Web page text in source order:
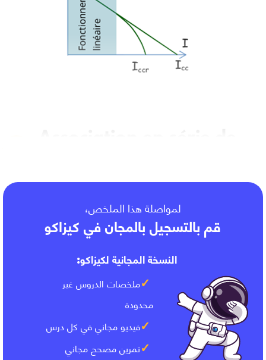
لمواصلة هذا الملخص،
قم بالتسجيل بالمجان في كيزاكو
النسخة المجانية لكيزاكو:
ملخصات الدروس غير
محدودة
فيديو مجاني في كل درس
تمرين مصحح مجاني